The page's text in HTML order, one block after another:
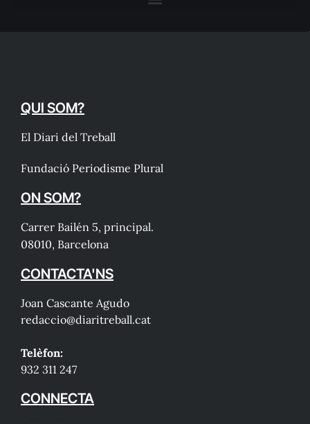
QUI SOM?
El Diari del Treball
Fundació Periodisme Plural
ON SOM?
Carrer Bailén 5, principal.
08010, Barcelona
CONTACTA'NS
Joan Cascante Agudo
redaccio@diaritreball.cat
Telèfon:
932 311 247
CONNECTA